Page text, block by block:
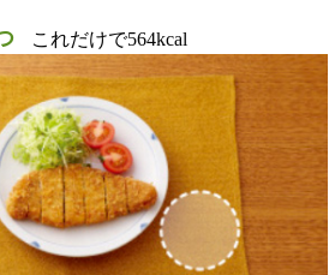
こ れ だ け で 5 6 4 k c a l